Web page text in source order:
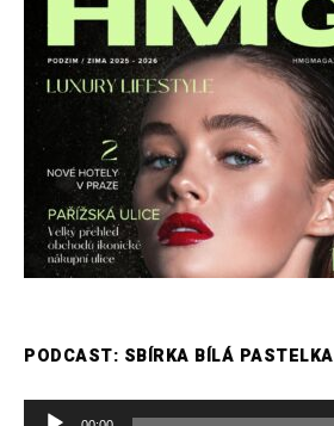
PODCAST: SBÍRKA BÍLÁ PASTELKA